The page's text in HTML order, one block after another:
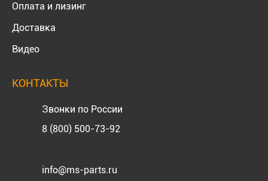
Оплата и лизинг
Доставка
Видео
КОНТАКТЫ
Звонки по России
8 (800) 500-73-92
info@ms-parts.ru